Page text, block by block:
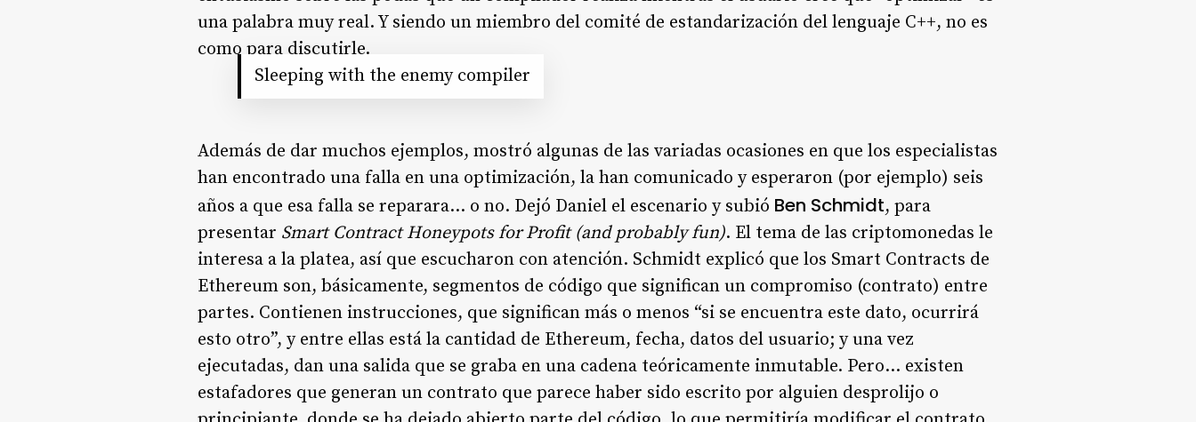
una palabra muy real. Y siendo un miembro del comité de estandarización del lenguaje C++, no es
como para discutirle.
Sleeping with the enemy compiler
Además de dar muchos ejemplos, mostró algunas de las variadas ocasiones en que los especialistas
han encontrado una falla en una optimización, la han comunicado y esperaron (por ejemplo) seis
años a que esa falla se reparara… o no. Dejó Daniel el escenario y subió Ben Schmidt, para
presentar Smart Contract Honeypots for Profit (and probably fun). El tema de las criptomonedas le
interesa a la platea, así que escucharon con atención. Schmidt explicó que los Smart Contracts de
Ethereum son, básicamente, segmentos de código que significan un compromiso (contrato) entre
partes. Contienen instrucciones, que significan más o menos “si se encuentra este dato, ocurrirá
esto otro”, y entre ellas está la cantidad de Ethereum, fecha, datos del usuario; y una vez
ejecutadas, dan una salida que se graba en una cadena teóricamente inmutable. Pero… existen
estafadores que generan un contrato que parece haber sido escrito por alguien desprolijo o